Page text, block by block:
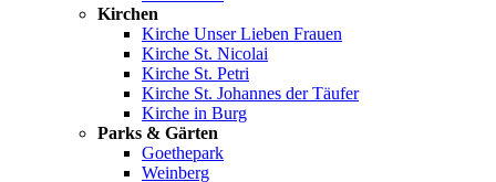
Kirchen
Kirche Unser Lieben Frauen
Kirche St. Nicolai
Kirche St. Petri
Kirche St. Johannes der Täufer
Kirche in Burg
Parks & Gärten
Goethepark
Weinberg